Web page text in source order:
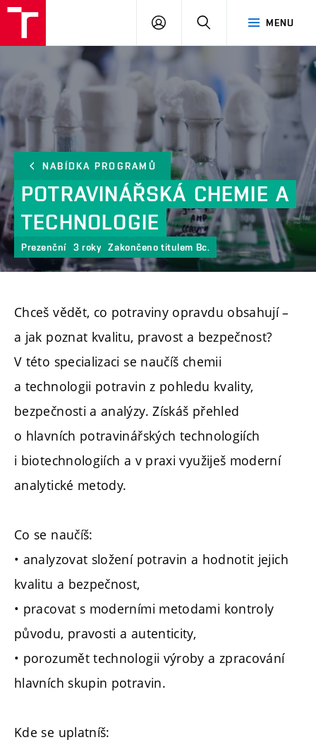
MENU
PŘIHLÁSIT
NABÍDKA PROGRAMŮ
POTRAVINÁŘSKÁ CHEMIE A
TECHNOLOGIE
Prezenční 3 roky Zakončeno titulem Bc.
Chceš vědět, co potraviny opravdu obsahují –
a jak poznat kvalitu, pravost a bezpečnost?
V této specializaci se naučíš chemii
a technologii potravin z pohledu kvality,
bezpečnosti a analýzy. Získáš přehled
o hlavních potravinářských technologiích
i biotechnologiích a v praxi využiješ moderní
analytické metody.
Co se naučíš:
• analyzovat složení potravin a hodnotit jejich
kvalitu a bezpečnost,
• pracovat s moderními metodami kontroly
původu, pravosti a autenticity,
• porozumět technologii výroby a zpracování
hlavních skupin potravin.
Kde se uplatníš: